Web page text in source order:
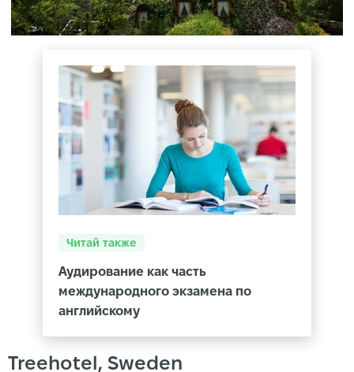
Читай также
Аудирование как часть
международного экзамена по
английскому
Treehotel, Sweden